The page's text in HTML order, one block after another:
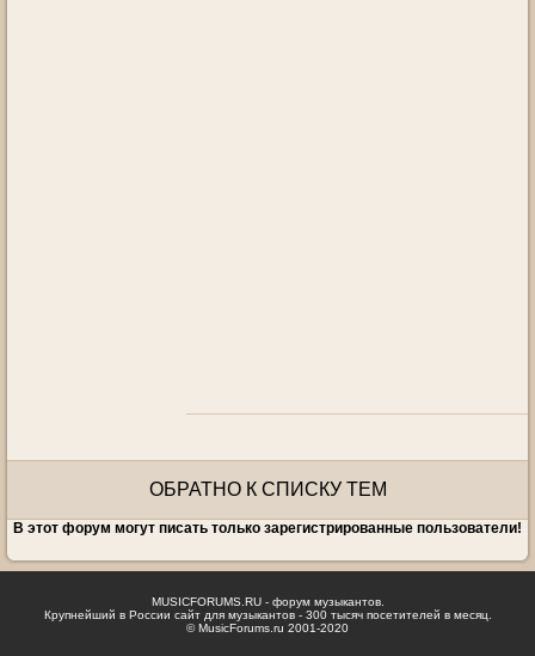
ОБРАТНО К СПИСКУ ТЕМ
В этот форум могут писать только зарегистрированные пользователи!
MUSICFORUMS.RU - форум музыкантов.
Крупнейший в России сайт для музыкантов - 300 тысяч посетителей в месяц.
© MusicForums.ru 2001-2020